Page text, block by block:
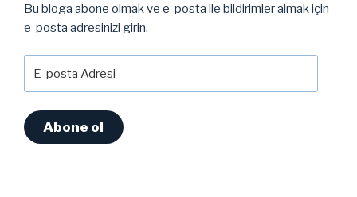
Bu bloga abone olmak ve e-posta ile bildirimler almak için
e-posta adresinizi girin.
posta
Abone ol